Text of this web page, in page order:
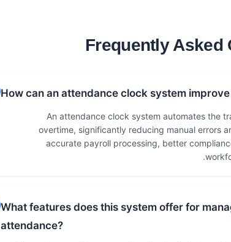
Frequently Asked
How can an attendance clock system
An attendance clock system automates the
overtime, significantly reducing manual errors
accurate payroll processing, better
What features does this system offer for
attendance?